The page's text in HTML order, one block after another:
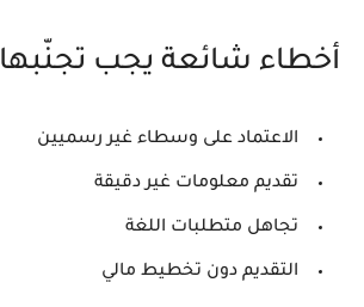
أخطاء شائعة يجب تجنّبها
الاعتماد على وسطاء غير رسميين
تقديم معلومات غير دقيقة
تجاهل متطلبات اللغة
التقديم دون تخطيط مالي